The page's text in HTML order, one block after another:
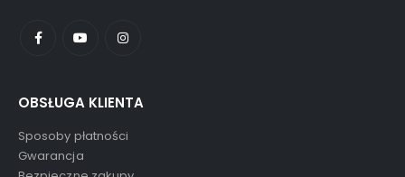
OBSŁUGA KLIENTA
Sposoby płatności
Gwarancja